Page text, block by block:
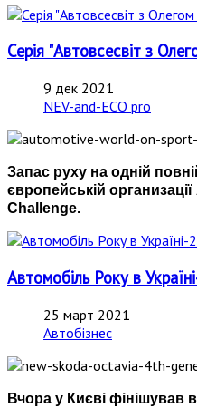
Серія "Автовсесвіт з
9 дек 2021
NEV-and-ECO pro
Запас руху на одній
європейській
Challenge.
Автомобіль Року в
25 март 2021
Автобізнес
Вчора у Києві фінішував